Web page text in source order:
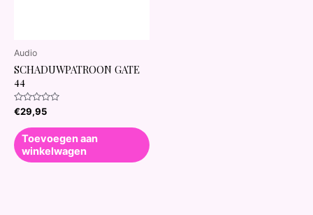
Audio
SCHADUWPATROON GATE
44
Waardering
0
5
€29,95
Toevoegen aan
winkelwagen